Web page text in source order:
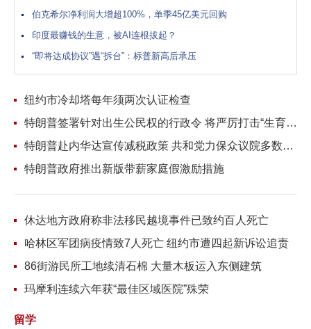
伯克希尔净利润大增超100%，单季45亿美元回购
印度最赚钱的生意，被AI连根拔起？
“即将达成协议”遇“拆台”：标普新高后承压
纽约市冷却塔每年须两次认证检查
特朗普签署针对出生公民权的行政令 将严厉打击“生育旅游”
特朗普赴内华达宣传减税政策 共和党力保众议院多数席位
特朗普政府推出新版带薪家庭假激励措施
休达地方政府称非法移民越境事件已致约百人死亡
哈林区军团病疫情致7人死亡 纽约市遭四起新诉讼追责
86街游民所工地续清石棉 大量木板运入东侧建筑
玛摩利连续六年获“最佳区域医院”殊荣
留学